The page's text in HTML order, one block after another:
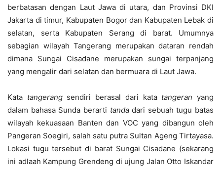
berbatasan dengan Laut Jawa di utara, dan Provinsi DKI
Jakarta di timur, Kabupaten Bogor dan Kabupaten Lebak di
selatan, serta Kabupaten Serang di barat. Umumnya
sebagian wilayah Tangerang merupakan dataran rendah
dimana Sungai Cisadane merupakan sungai terpanjang
yang mengalir dari selatan dan bermuara di Laut Jawa.
Kata tangerangsendiri berasal dari kata tangeran yang
dalam bahasa Sunda berarti tandadari sebuah tugu batas
wilayah kekuasaan Banten dan VOC yang dibangun oleh
Pangeran Soegiri, salah satu putra Sultan Ageng Tirtayasa.
Lokasi tugu tersebut di barat Sungai Cisadane (sekarang
ini adlaah Kampung Grendeng di ujung Jalan Otto Iskandar